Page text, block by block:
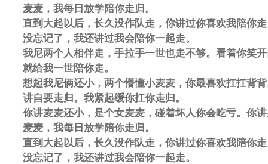
麦麦，我每日放学陪你走归。
直到大起以后，长久没作队走，你讲过你喜欢我陪你
没忘记了，我还讲过我会陪你一起走。
我尼两个人相伴走，手拉手一世也走不够。看着你笑
就给我一世陪你走。
想起我尼俩还小，两个懵懂小麦麦，你最喜欢扛扛背
讲自要走归。我紧起缓你扛你走归。
你讲麦麦还小，是个女麦麦，碰着坏人你会吃亏。你
麦麦，我每日放学陪你走归。
直到大起以后，长久没作队走，你讲过你喜欢我陪你
没忘记了，我还讲过我会陪你一起走。